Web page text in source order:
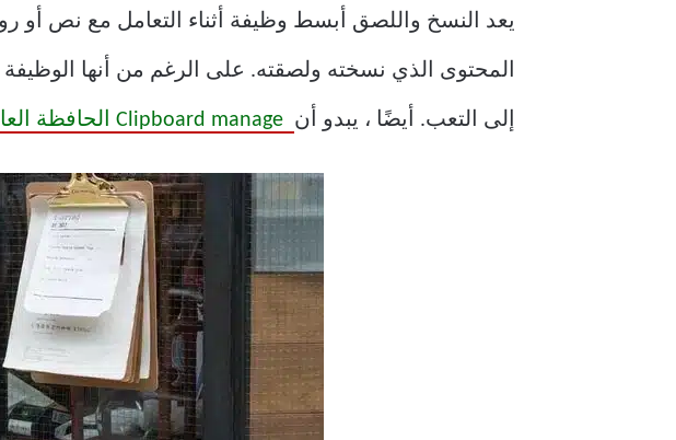
يعد النسخ واللصق أبسط وظيفة أثناء التعامل مع نص أو
المحتوى الذي نسخته ولصقته. على الرغم من أنها
إلى التعب. أيضًا ، يبدو أن